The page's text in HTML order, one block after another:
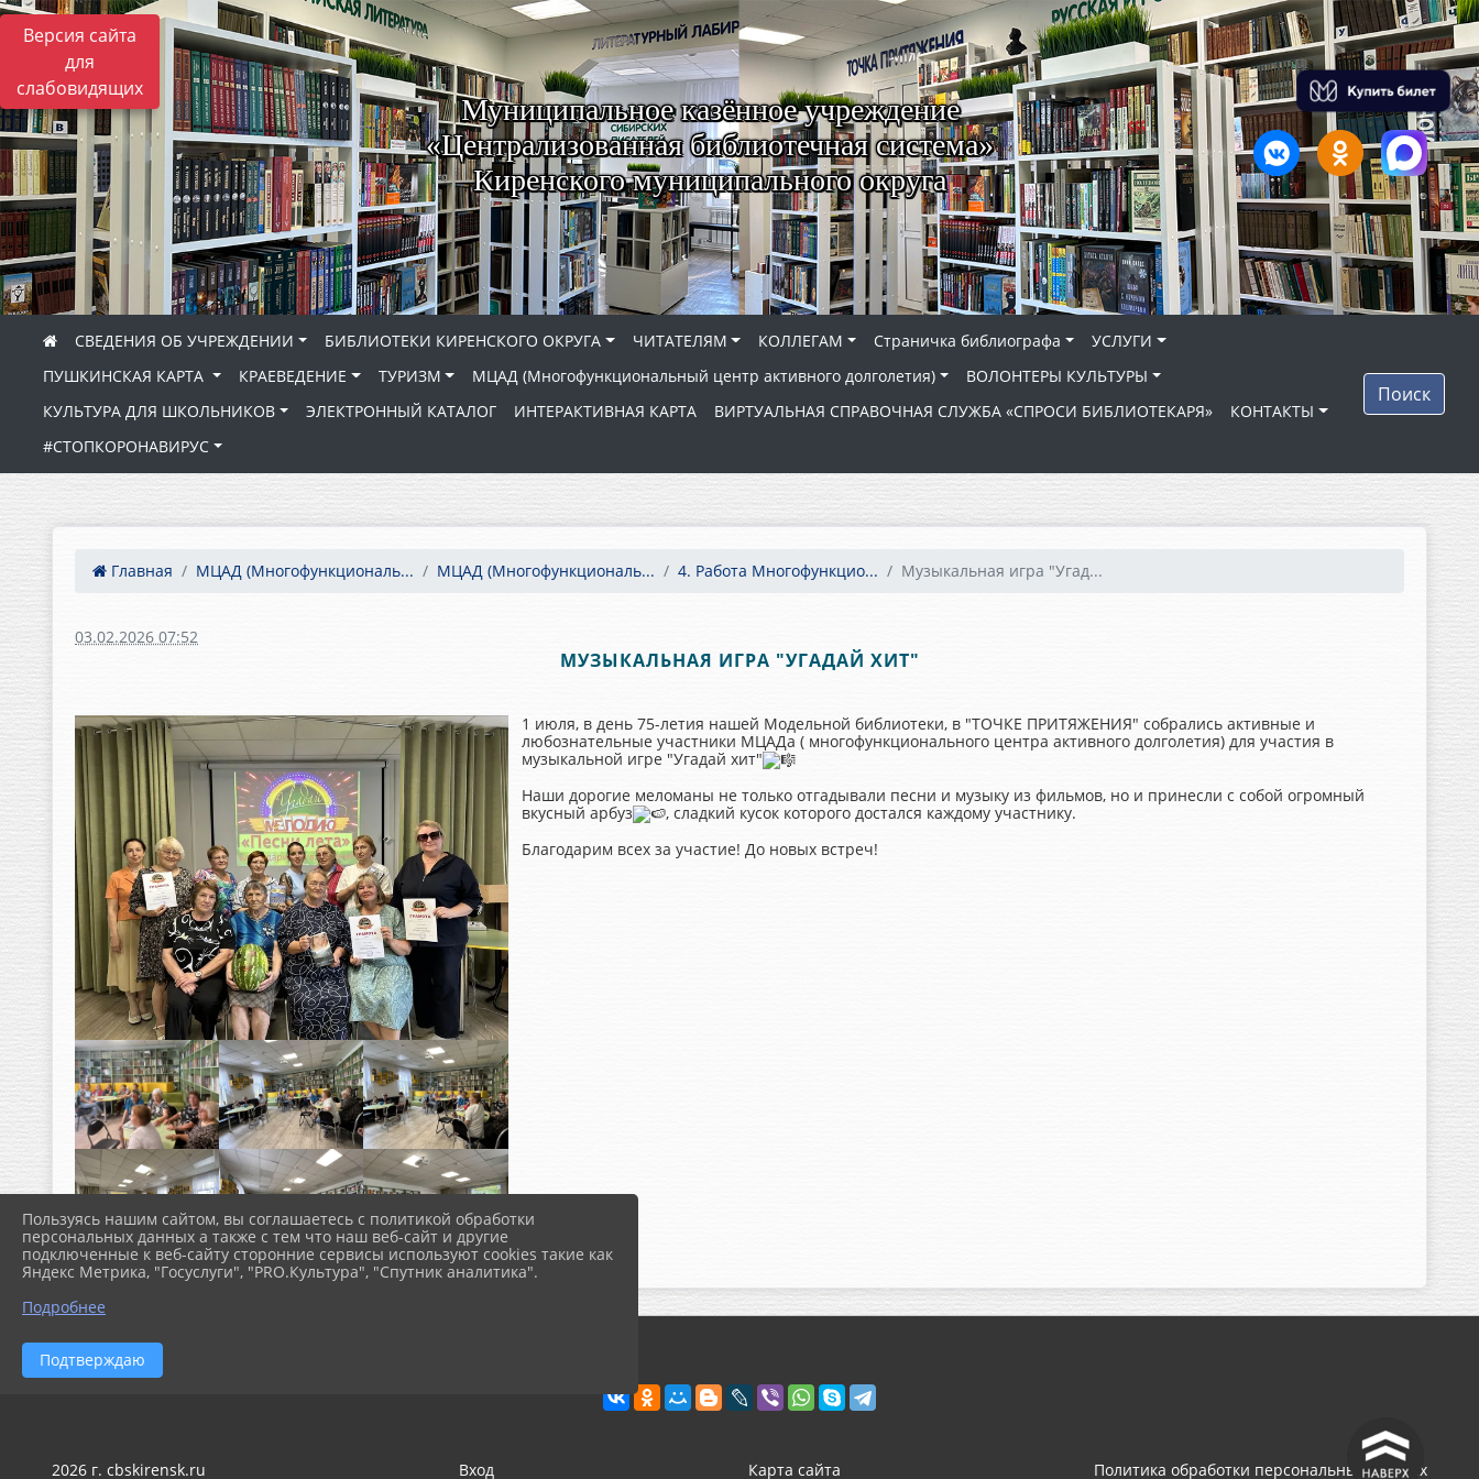
Версия сайта
для
слабовидящих
Муниципальное казённое учреждение
«Централизованная библиотечная система»
Киренского муниципального округа
СВЕДЕНИЯ ОБ УЧРЕЖДЕНИИ БИБЛИОТЕКИ КИРЕНСКОГО ОКРУГА ЧИТАТЕЛЯМ КОЛЛЕГАМ Страничка библиографа
УСЛУГИ
ПУШКИНСКАЯ КАРТА
КРАЕВЕДЕНИЕ ТУРИЗМ МЦАД (Многофункциональный центр активного долголетия)
ВОЛОНТЕРЫ КУЛЬТУРЫ
КУЛЬТУРА ДЛЯ ШКОЛЬНИКОВ
ЭЛЕКТРОННЫЙ КАТАЛОГ ИНТЕРАКТИВНАЯ КАРТА ВИРТУАЛЬНАЯ СПРАВОЧНАЯ СЛУЖБА «СПРОСИ БИБЛИОТЕКАРЯ»
КОНТАКТЫ
#СТОПКОРОНАВИРУС
Поиск
Главная МЦАД (Многофункциональ... МЦАД (Многофункциональ... 4. Работа Многофункцио... Музыкальная игра "Угад...
03.02.2026 07:52
МУЗЫКАЛЬНАЯ ИГРА "УГАДАЙ ХИТ"
1 июля, в день 75-летия нашей Модельной библиотеки, в "ТОЧКЕ ПРИТЯЖЕНИЯ" собрались активные и
любознательные участники МЦАДа ( многофункционального центра активного долголетия) для участия в
музыкальной игре "Угадай хит"
Наши дорогие меломаны не только отгадывали песни и музыку из фильмов, но и принесли с собой огромный
вкусный арбуз
, сладкий кусок которого достался каждому участнику.
Благодарим всех за участие! До новых встреч!
^
2026 г. cbskirensk.ru Вход Карта сайта Политика обработки персональных данных
Пользуясь нашим сайтом, вы соглашаетесь с политикой обработки
персональных данных а также с тем что наш веб-сайт и другие
подключенные к веб-сайту сторонние сервисы используют cookies такие как
Яндекс Метрика, "Госуслуги", "PRO.Культура", "Спутник аналитика".
Подробнее
Подтверждаю